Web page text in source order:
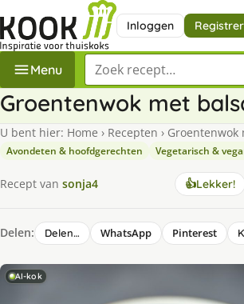
Inloggen
Menu Zoek een recept
Groentenwok met
U bent hier: Home › Recepten › Groentenwok
Avondeten & hoofdgerechten Vegetarisch &
Recept van sonja4 👍Lekker!
Delen: Delen… WhatsApp Pinterest
AI-kok